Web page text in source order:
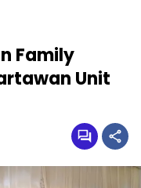
Family
Unit